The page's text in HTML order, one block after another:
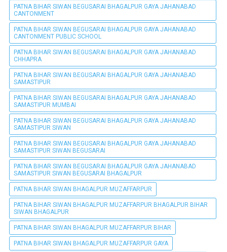
PATNA BIHAR SIWAN BEGUSARAI BHAGALPUR GAYA JAHANABAD
CANTONMENT
PATNA BIHAR SIWAN BEGUSARAI BHAGALPUR GAYA JAHANABAD
CANTONMENT PUBLIC SCHOOL
PATNA BIHAR SIWAN BEGUSARAI BHAGALPUR GAYA JAHANABAD
CHHAPRA
PATNA BIHAR SIWAN BEGUSARAI BHAGALPUR GAYA JAHANABAD
SAMASTIPUR
PATNA BIHAR SIWAN BEGUSARAI BHAGALPUR GAYA JAHANABAD
SAMASTIPUR MUMBAI
PATNA BIHAR SIWAN BEGUSARAI BHAGALPUR GAYA JAHANABAD
SAMASTIPUR SIWAN
PATNA BIHAR SIWAN BEGUSARAI BHAGALPUR GAYA JAHANABAD
SAMASTIPUR SIWAN BEGUSARAI
PATNA BIHAR SIWAN BEGUSARAI BHAGALPUR GAYA JAHANABAD
SAMASTIPUR SIWAN BEGUSARAI BHAGALPUR
PATNA BIHAR SIWAN BHAGALPUR MUZAFFARPUR
PATNA BIHAR SIWAN BHAGALPUR MUZAFFARPUR BHAGALPUR BIHAR
SIWAN BHAGALPUR
PATNA BIHAR SIWAN BHAGALPUR MUZAFFARPUR BIHAR
PATNA BIHAR SIWAN BHAGALPUR MUZAFFARPUR GAYA